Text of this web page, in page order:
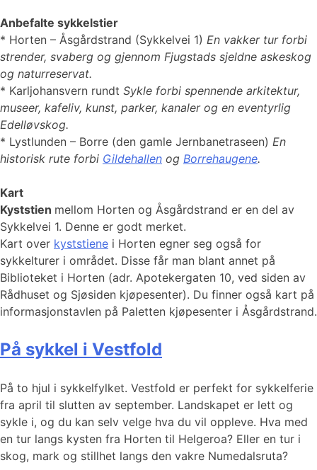
Anbefalte sykkelstier
* ​​​​​Horten – Åsgårdstrand (Sykkelvei 1) En vakker tur forbi
strender, svaberg og gjennom Fjugstads sjeldne askeskog
og naturreservat.
* Karljohansvern rundt Sykle forbi spennende arkitektur,
museer, kafeliv, kunst, parker, kanaler og en eventyrlig
Edelløvskog.
* Lystlunden – Borre (den gamle Jernbanetraseen) En
historisk rute forbi Gildehallen og Borrehaugene.
Kart
Kyststien mellom Horten og Åsgårdstrand er en del av
Sykkelvei 1. Denne er godt merket.
Kart over kyststiene i Horten egner seg også for
sykkelturer i området. Disse får man blant annet på
Biblioteket i Horten (adr. Apotekergaten 10, ved siden av
Rådhuset og Sjøsiden kjøpesenter). Du finner også kart på
informasjonstavlen på Paletten kjøpesenter i Åsgårdstrand.
På sykkel i Vestfold
På to hjul i sykkelfylket. Vestfold er perfekt for sykkelferie
fra april til slutten av september. Landskapet er lett og
sykle i, og du kan selv velge hva du vil oppleve. Hva med
en tur langs kysten fra Horten til Helgeroa? Eller en tur i
skog, mark og stillhet langs den vakre Numedalsruta?